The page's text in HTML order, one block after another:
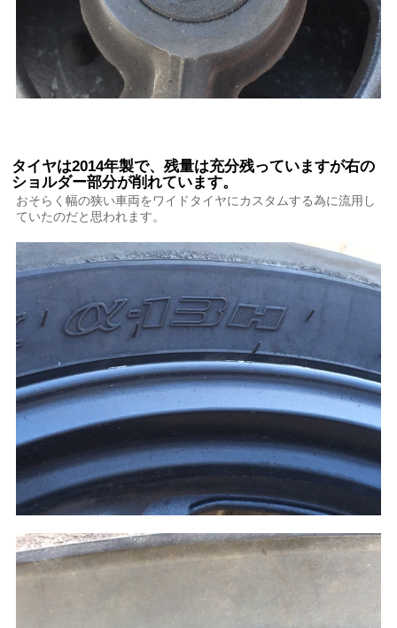
タイヤは2014年製で、残量は充分残っていますが右の
ショルダー部分が削れています。
おそらく幅の狭い車両をワイドタイヤにカスタムする為に流用し
ていたのだと思われます。